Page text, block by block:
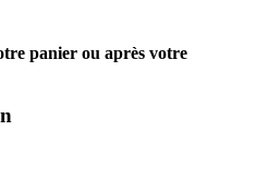
panier ou après votre